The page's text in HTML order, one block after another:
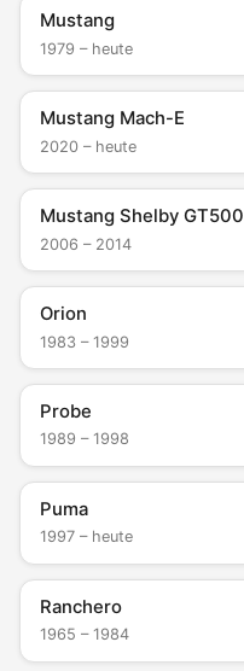
Mustang
1979 – heute
Mustang Mach-E
2020 – heute
Mustang Shelby GT500
2006 – 2014
Orion
1983 – 1999
Probe
1989 – 1998
Puma
1997 – heute
Ranchero
1965 – 1984